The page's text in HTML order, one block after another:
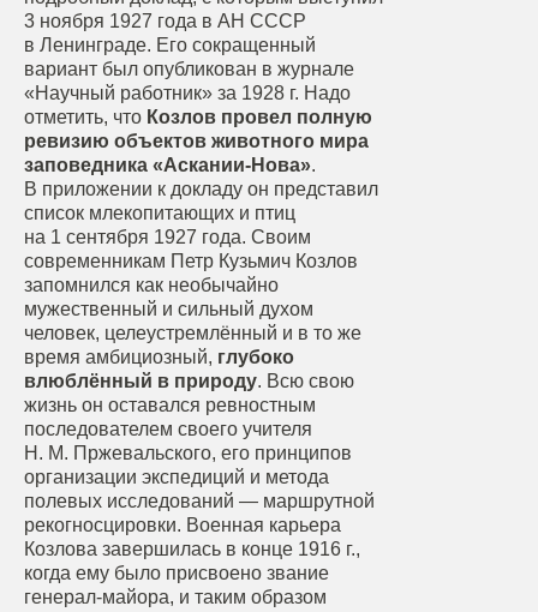
3 ноября 1927 года в АН СССР
в Ленинграде. Его сокращенный
вариант был опубликован в журнале
«Научный работник» за 1928 г. Надо
отметить, что Козлов провел полную
ревизию объектов животного мира
заповедника «Аскании-Нова».
В приложении к докладу он представил
список млекопитающих и птиц
на 1 сентября 1927 года. Своим
современникам Петр Кузьмич Козлов
запомнился как необычайно
мужественный и сильный духом
человек, целеустремлённый и в то же
время амбициозный, глубоко
влюблённый в природу. Всю свою
жизнь он оставался ревностным
последователем своего учителя
Н. М. Пржевальского, его принципов
организации экспедиций и метода
полевых исследований — маршрутной
рекогносцировки. Военная карьера
Козлова завершилась в конце 1916 г.,
когда ему было присвоено звание
генерал-майора, и таким образом